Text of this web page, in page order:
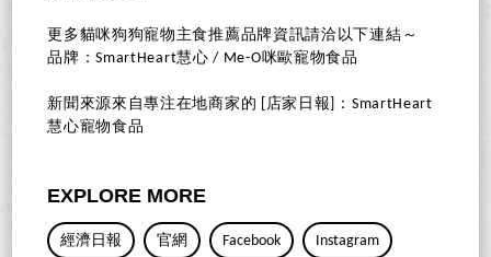
更多貓咪狗狗寵物主食推薦品牌資訊請洽以下連結～
品牌：SmartHeart慧心 / Me-O咪歐寵物食品
新聞來源來自專注在地商家的 [店家日報]：SmartHeart
慧心寵物食品
EXPLORE MORE
經濟日報 官網 Facebook Instagram